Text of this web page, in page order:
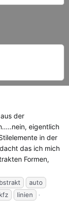
der
eigentlich
in der
das ich mich
Formen,
auto
kfz
linien